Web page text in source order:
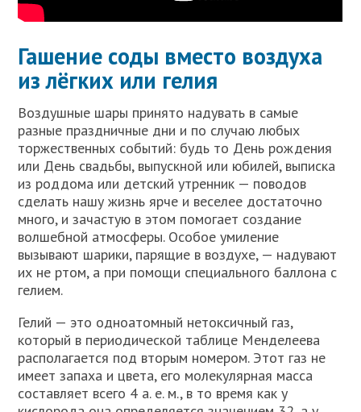
Гашение соды вместо воздуха
из лёгких или гелия
Воздушные шары принято надувать в самые
разные праздничные дни и по случаю любых
торжественных событий: будь то День рождения
или День свадьбы, выпускной или юбилей, выписка
из роддома или детский утренник — поводов
сделать нашу жизнь ярче и веселее достаточно
много, и зачастую в этом помогает создание
волшебной атмосферы. Особое умиление
вызывают шарики, парящие в воздухе, — надувают
их не ртом, а при помощи специального баллона с
гелием.
Гелий — это одноатомный нетоксичный газ,
который в периодической таблице Менделеева
располагается под вторым номером. Этот газ не
имеет запаха и цвета, его молекулярная масса
составляет всего 4 а. е. м., в то время как у